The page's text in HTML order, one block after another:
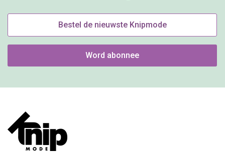
Bestel de nieuwste Knipmode
Word abonnee